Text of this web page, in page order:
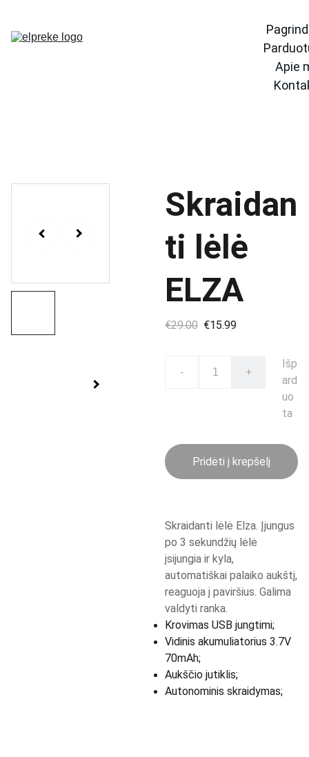
Apie
Skraidan
ti lėlė
ELZA
€29.00 €15.99
- +
Išp
ard
uo
ta
Pridėti į krepšelį
Skraidanti lėlė Elza. Įjungus
po 3 sekundžių lėlė
įsijungia ir kyla,
automatiškai palaiko aukštį,
reaguoja į paviršius. Galima
valdyti ranka.
Krovimas USB jungtimi;
Vidinis akumuliatorius 3.7V
70mAh;
Aukščio jutiklis;
Autonominis skraidymas;